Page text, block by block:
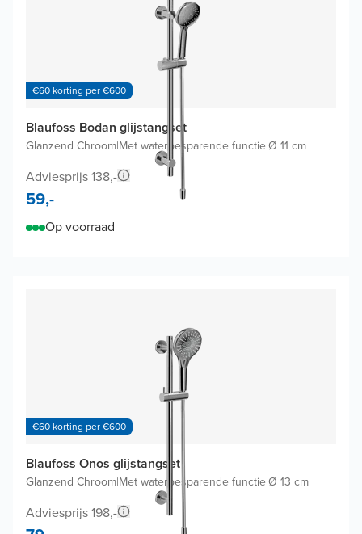
€60 korting per €600
Blaufoss Bodan glijstangset
Glanzend Chroom|Met waterbesparende functie|Ø 11 cm
Adviesprijs 138,-
59,-
Op voorraad
€60 korting per €600
Blaufoss Onos glijstangset
Glanzend Chroom|Met waterbesparende functie|Ø 13 cm
Adviesprijs 198,-